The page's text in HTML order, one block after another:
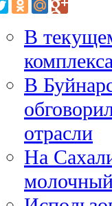
В
В
отрасли
На